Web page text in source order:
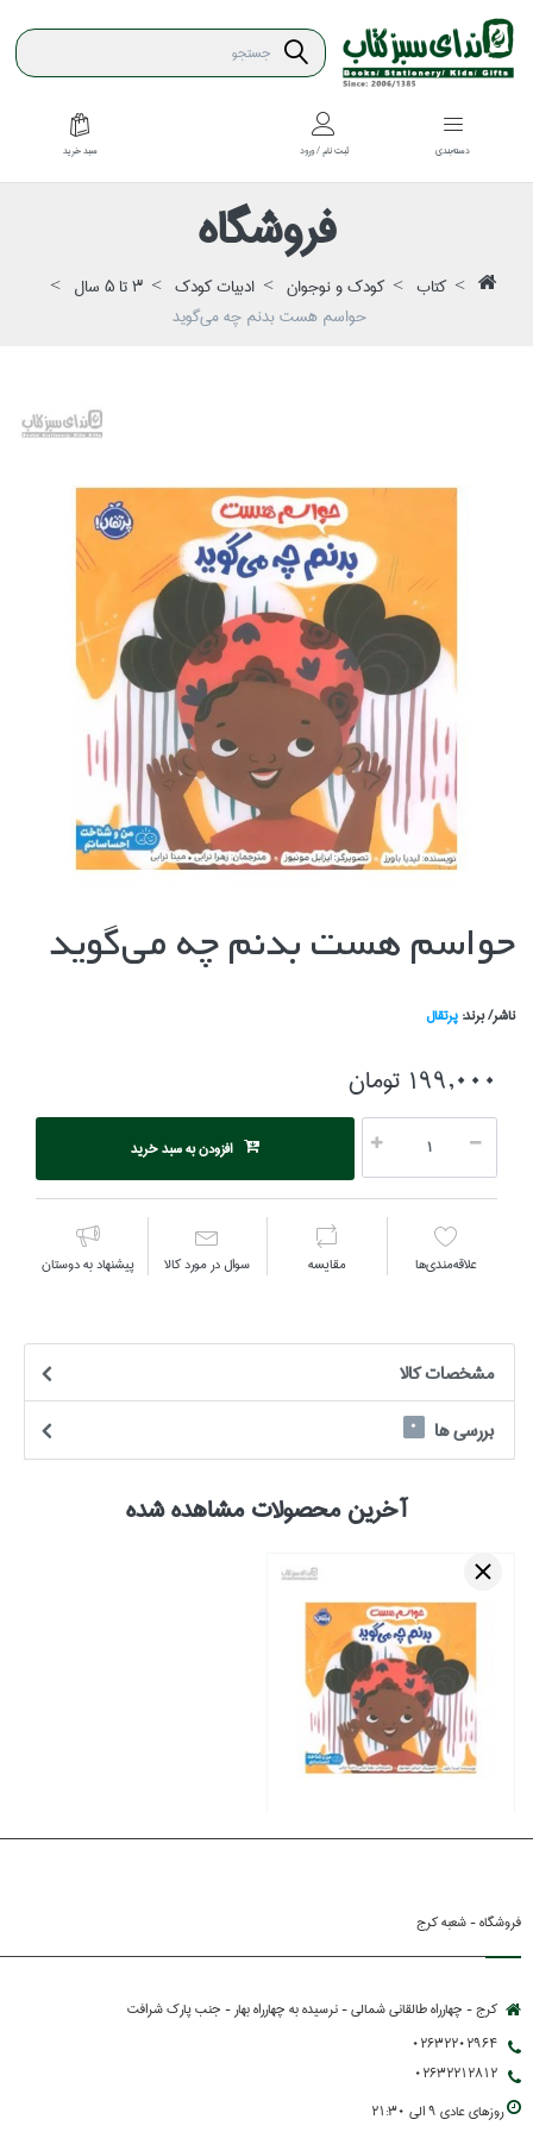
دسته‌بندي ثبت نام / ورود سبد خريد
فروشگاه
كتاب كودك و نوجوان ادبيات كودك
3 تا 5 سال
حواسم هست بدنم چه مي‌گويد
حواسم هست بدنم چه مي‌گويد
ناشر/ برند:پرتقال
199,000 تومان
افزودن به سبد خرید
علاقه‌مندي‌ها مقايسه سوال در مورد كالا پیشنهاد به دوستان
مشخصات كالا
بررسی ها
0
آخرین محصولات مشاهده شده
فروشگاه - شعبه کرج
کرج - چهارراه طالقانی شمالی - نرسیده به چهارراه بهار - جنب پارك شرافت
02632202964
02632212812
روزهاي عادي 9 الي 21:30